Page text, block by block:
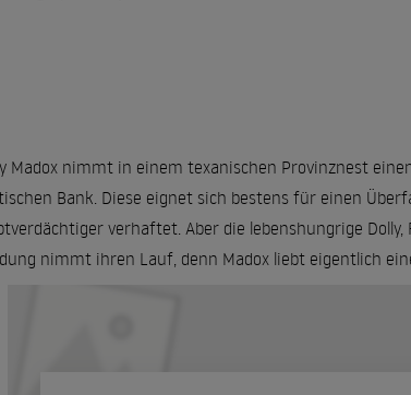
Madox nimmt in einem texanischen Provinznest
Bank. Diese eignet sich bestens für einen
verhaftet. Aber die lebenshungrige
nimmt ihren Lauf, denn Madox liebt eigentlich